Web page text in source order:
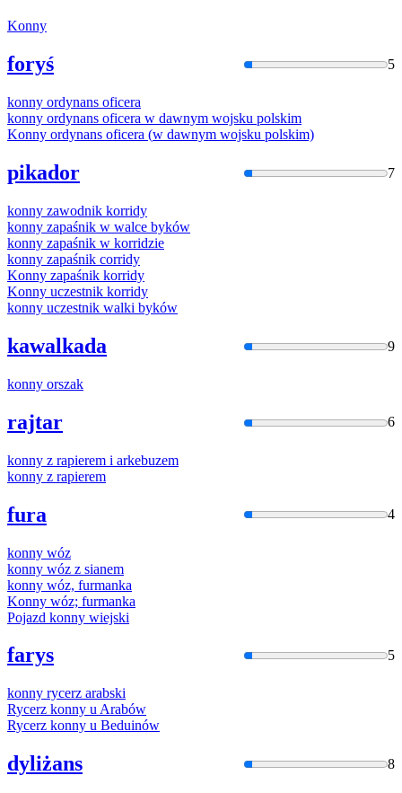
Konny
foryś 5
konny ordynans oficera
konny ordynans oficera w dawnym wojsku polskim
Konny ordynans oficera (w dawnym wojsku polskim)
pikador 7
konny zawodnik korridy
konny zapaśnik w walce byków
konny zapaśnik w korridzie
konny zapaśnik corridy
Konny zapaśnik korridy
Konny uczestnik korridy
konny uczestnik walki byków
kawalkada 9
konny orszak
rajtar 6
konny z rapierem i arkebuzem
konny z rapierem
fura 4
konny wóz
konny wóz z sianem
konny wóz, furmanka
Konny wóz; furmanka
Pojazd konny wiejski
farys 5
konny rycerz arabski
Rycerz konny u Arabów
Rycerz konny u Beduinów
dyliżans 8